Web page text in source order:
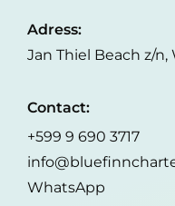
Adress:
Jan Thiel Beach z/
Contact:
+599 9 690 3717
WhatsApp